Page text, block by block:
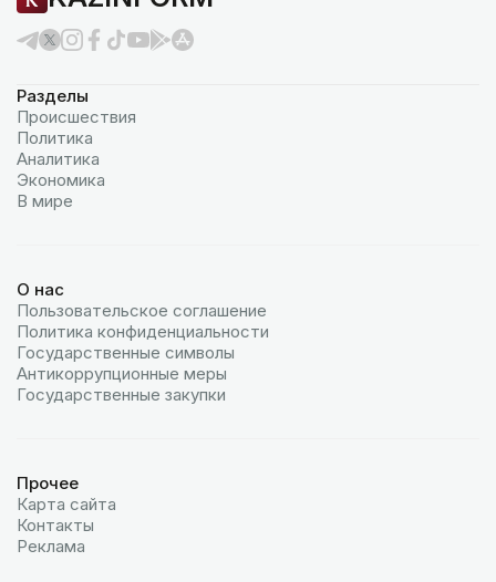
Разделы
Происшествия
Политика
Аналитика
Экономика
В мире
О нас
Пользовательское соглашение
Политика конфиденциальности
Государственные символы
Антикоррупционные меры
Государственные закупки
Прочее
Карта сайта
Контакты
Реклама